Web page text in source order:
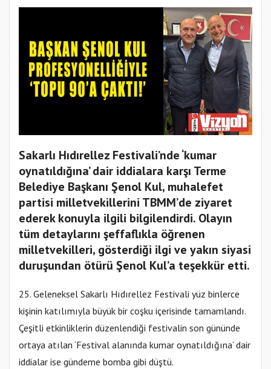
Sakarlı Hıdırellez Festivali’nde ‘kumar
oynatıldığına’ dair iddialara karşı Terme
Belediye Başkanı Şenol Kul, muhalefet
partisi milletvekillerini TBMM’de ziyaret
ederek konuyla ilgili bilgilendirdi. Olayın
tüm detaylarını şeffaflıkla öğrenen
milletvekilleri, gösterdiği ilgi ve yakın siyasi
duruşundan ötürü Şenol Kul’a teşekkür etti.
25. Geleneksel Sakarlı Hıdırellez Festivali yüz binlerce
kişinin katılımıyla büyük bir coşku içerisinde tamamlandı.
Çeşitli etkinliklerin düzenlendiği festivalin son gününde
ortaya atılan ‘Festival alanında kumar oynatıldığına’ dair
iddialar ise gündeme bomba gibi düştü.